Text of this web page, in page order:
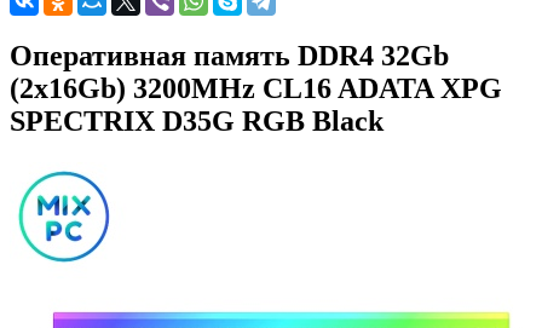
Оперативная память DDR4 32Gb
(2x16Gb) 3200MHz CL16 ADATA XPG
SPECTRIX D35G RGB Black